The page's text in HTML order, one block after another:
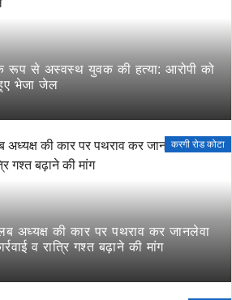
रूप से अस्वस्थ युवक की हत्या: आरोपी को
भेजा जेल
करगी रोड कोटा
अध्यक्ष की कार पर पथराव कर जानलेवा
व रात्रि गश्त बढ़ाने की मांग